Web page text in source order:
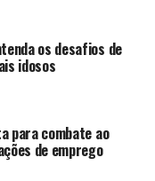
os desafios de
idosos
para combate ao
de emprego